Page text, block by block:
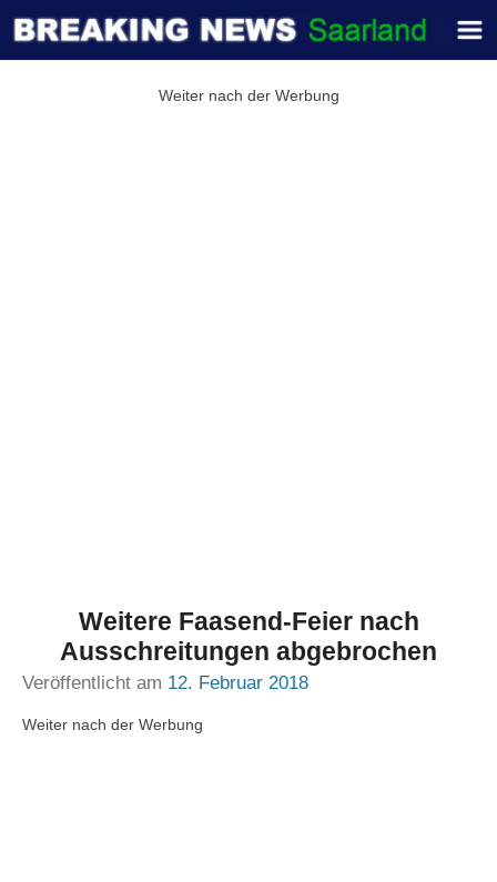
Weiter nach der Werbung
Weitere Faasend-Feier nach
Ausschreitungen abgebrochen
Veröffentlicht am 12. Februar 2018
Weiter nach der Werbung